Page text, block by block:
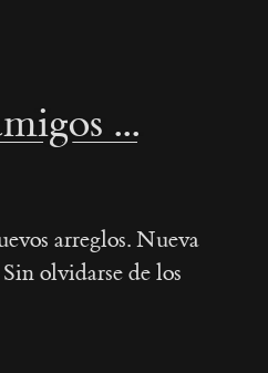
...
arreglos. Nueva
olvidarse de los